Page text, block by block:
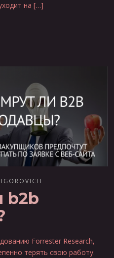
на […]
b2b
Forrester Research,
терять свою работу.